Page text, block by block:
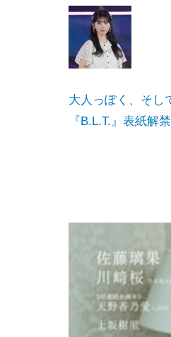
大人っぽく、そし
『B.L.T.』表紙解